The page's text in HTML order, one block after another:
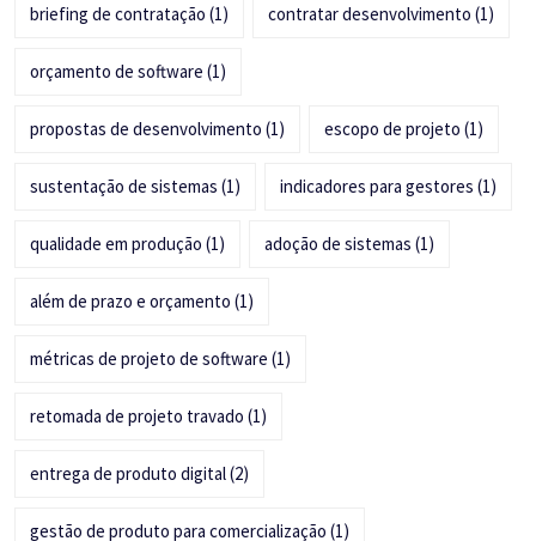
briefing de contratação (1) contratar desenvolvimento (1)
orçamento de software (1)
propostas de desenvolvimento (1) escopo de projeto (1)
sustentação de sistemas (1) indicadores para gestores (1)
qualidade em produção (1) adoção de sistemas (1)
além de prazo e orçamento (1)
métricas de projeto de software (1)
retomada de projeto travado (1)
entrega de produto digital(2)
gestão de produto para comercialização (1)